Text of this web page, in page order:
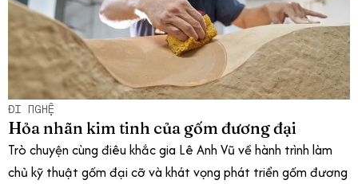
ĐI NGHỆ
Hỏa nhãn kim tinh của gốm đương đại
Trò chuyện cùng điêu khắc gia Lê Anh Vũ về hành trình làm
chủ kỹ thuật gốm đại cỡ và khát vọng phát triển gốm đương